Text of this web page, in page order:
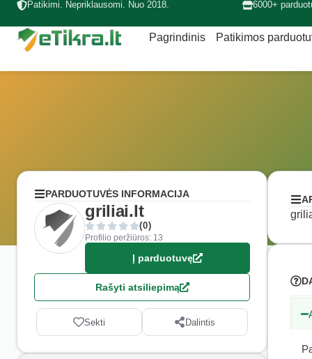
Patikimi. Nepriklausomi. Nuo 2018. 6000+
Pagrindinis Patikimos
PARDUOTUVĖS INFORMACIJA
griliai.lt
(0)
Profilio peržiūros: 13
Į parduotuvę
Rašyti atsiliepimą
Sekti Dalintis